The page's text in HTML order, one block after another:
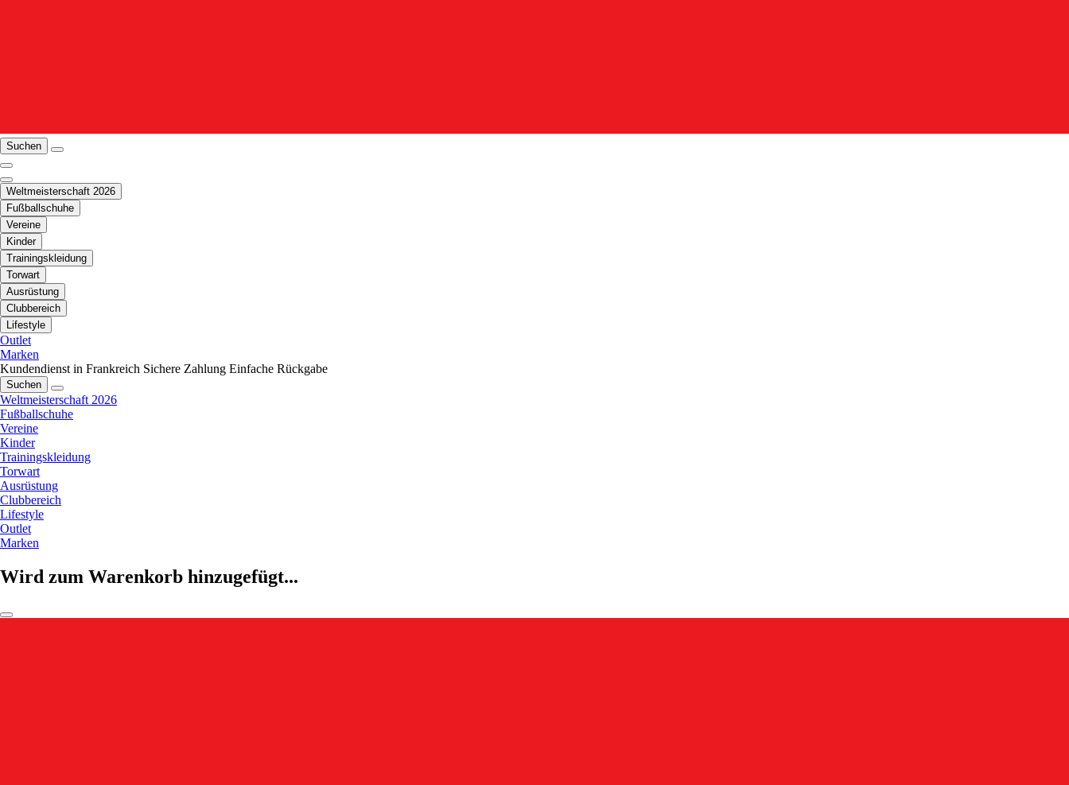
Suchen
Weltmeisterschaft 2026
Fußballschuhe
Vereine
Kinder
Trainingskleidung
Torwart
Ausrüstung
Clubbereich
Lifestyle
Outlet
Marken
Kundendienst in Frankreich Sichere Zahlung Einfache Rückgabe
Suchen
Weltmeisterschaft 2026
Fußballschuhe
Vereine
Kinder
Trainingskleidung
Torwart
Ausrüstung
Clubbereich
Lifestyle
Outlet
Marken
Wird zum Warenkorb hinzugefügt...